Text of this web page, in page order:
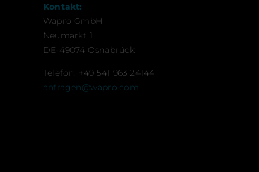
Kontakt:
Wapro GmbH
Neumarkt 1
DE-49074 Osnabrück
Telefon: +49 541 963 24144
anfragen@wapro.com